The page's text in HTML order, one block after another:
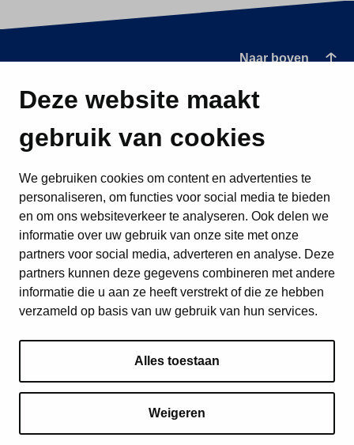
Deze website maakt
gebruik van cookies
We gebruiken cookies om content en advertenties te
personaliseren, om functies voor social media te bieden
en om ons websiteverkeer te analyseren. Ook delen we
informatie over uw gebruik van onze site met onze
partners voor social media, adverteren en analyse. Deze
partners kunnen deze gegevens combineren met andere
informatie die u aan ze heeft verstrekt of die ze hebben
verzameld op basis van uw gebruik van hun services.
Alles toestaan
Weigeren
Naar boven